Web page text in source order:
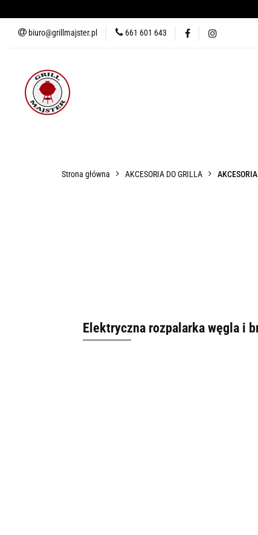
biuro@grillmajster.pl 661 601 643
GRILLE AKCESORIA
Strona główna AKCESORIA DO GRILLA
Elektryczna rozpalarka węgla i